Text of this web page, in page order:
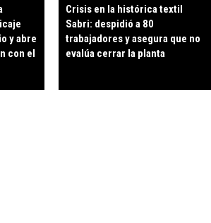
y abre
con el
Crisis en la histórica textil
Sabri: despidió a 80
trabajadores y asegura que no
evalúa cerrar la planta